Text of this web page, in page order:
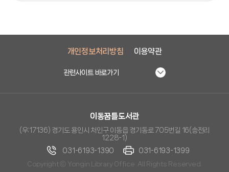
개인정보처리방침 이용약관
관련사이트 바로가기
이동꿈틀도서관
(우:17136) 경기도 용인시 처인구 이동읍 경기동로 705번길 16(송전리
1228-1)
031-6193-1390
031-6193-1399
Copyright ⓒ Yongin Library Office. All Rights Reserved.